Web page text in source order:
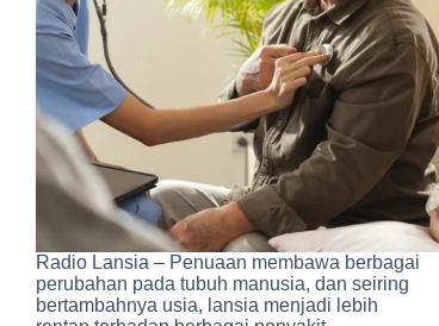
Radio Lansia – Penuaan membawa berbagai
perubahan pada tubuh manusia, dan seiring
bertambahnya usia, lansia menjadi lebih